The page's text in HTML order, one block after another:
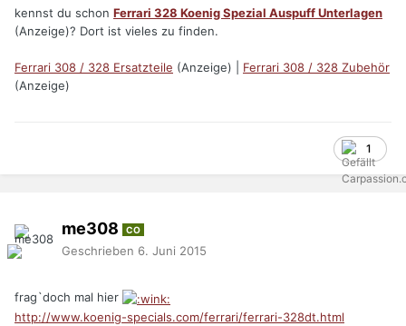
kennst du schon Ferrari 328 Koenig Spezial Auspuff Unterlagen
(Anzeige)? Dort ist vieles zu finden.
Ferrari 308 / 328 Ersatzteile (Anzeige) | Ferrari 308 / 328 Zubehör
(Anzeige)
1
me308 CO
Geschrieben 6. Juni 2015
frag`doch mal hier
http://www.koenig-specials.com/ferrari/ferrari-328dt.html